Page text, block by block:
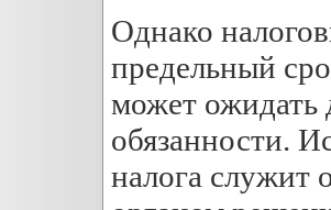
Однако
предельный
может ожидать
обязанности.
налога служит